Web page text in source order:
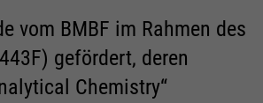
vom BMBF im Rahmen des
gefördert, deren
Chemistry“